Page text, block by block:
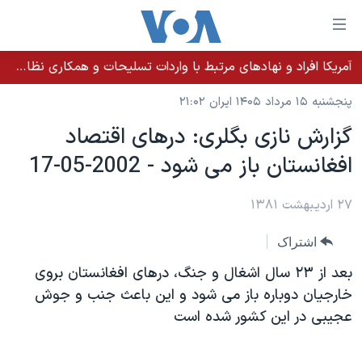
لینکهای
قابل
دسترسی
جهش
محتوای
اصلی
به
اصلی
جهش
به
جستجو
خانه
نسخه سبک وب‌سایت
موضوع ها
ایران
آمریکا
گزیده‌ها
ویژه برنامه‌ها
برنامه های تلویزیونی
جدول برنامه ها
صفحه‌های ویژه
عملیات خشم حماسی
۲۵۰سالگی آمریکا
پخش رادیویی
آمریکا افراد و نهادهای مرتبط با واردات تسلیحات و همکاری نظامی کوبا را تحریم کرد
پنجشنبه ۱۵ مرداد ۱۴۰۵ ایران ۲۱:۰۲
گزارش نازی بگلری: درهای اقتصاد
افغانستان باز می شود - 2002-05-17
۲۷ اردیبهشت ۱۳۸۱
اشتراک
بعد از ٢٣ سال اشغال و جنگ، درهای افغانستان بروی
خارجيان دوباره باز می شود و اين باعث جنب و جوش
عجيبی در اين کشور شده است